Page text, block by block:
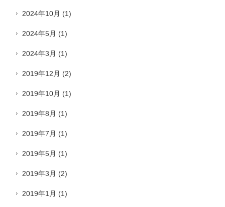
2024年10月 (1)
2024年5月 (1)
2024年3月 (1)
2019年12月 (2)
2019年10月 (1)
2019年8月 (1)
2019年7月 (1)
2019年5月 (1)
2019年3月 (2)
2019年1月 (1)